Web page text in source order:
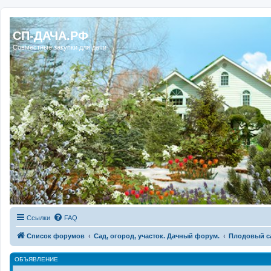
Регистрация
СП-ДАЧА.РФ
Совместные закупки для дачи
Ссылки FAQ
Список форумов Сад, огород, участок. Дачный форум. Плодовый
ОБЪЯВЛЕНИЕ